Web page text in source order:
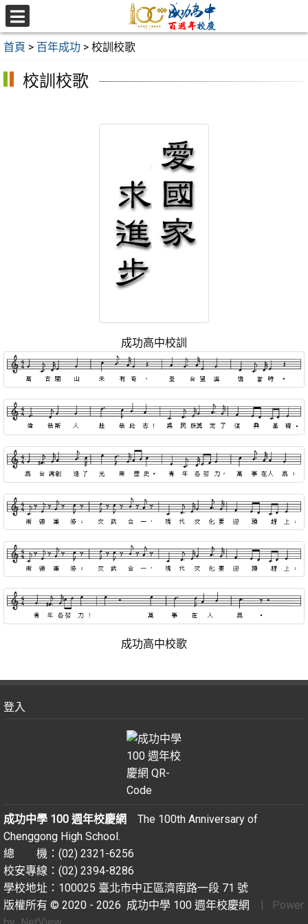
跳
至
主首頁 > 百年成功 > 校訓校歌
校訓校歌
成功高中校訓
成功高中校歌
登入
成功中學 100 週年校慶網
The 100th Anniversary of
Chenggong High School.
總 機：(02) 2321-6256
校安專線：(02) 2394-8286
學校地址：100025 臺北市中正區濟南路一段 71 號
版權所有 © 2020 - 2026 成功中學 100 週年校慶網
| Power
選
單